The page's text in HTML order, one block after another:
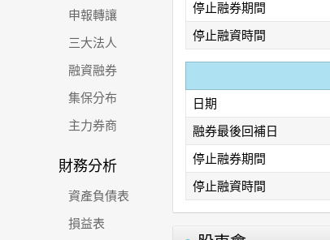
申報轉讓
三大法人
融資融券
集保分布
主力券商
財務分析
資產負債表
損益表
停止融券期間
停止融資時間
日期
融券最後回補日
停止融券期間
停止融資時間